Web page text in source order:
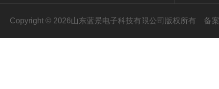
Copyright © 2026山东蓝景电子科技有限公司版权所有 备